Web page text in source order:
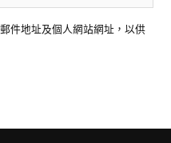
件地址及個人網站網址，以供